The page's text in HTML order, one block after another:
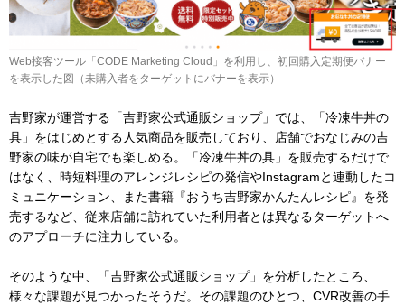
Web接客ツール「CODE Marketing Cloud」を利用し、初回購入定期便バナー
を表示した図（未購入者をターゲットにバナーを表示）
吉野家が運営する「吉野家公式通販ショップ」では、「冷凍牛丼の
具」をはじめとする人気商品を販売しており、店舗でおなじみの吉
野家の味が自宅でも楽しめる。「冷凍牛丼の具」を販売するだけで
はなく、時短料理のアレンジレシピの発信やInstagramと連動したコ
ミュニケーション、また書籍『おうち吉野家かんたんレシピ』を発
売するなど、従来店舗に訪れていた利用者とは異なるターゲットへ
のアプローチに注力している。
そのような中、「吉野家公式通販ショップ」を分析したところ、
様々な課題が見つかったそうだ。その課題のひとつ、CVR改善の手